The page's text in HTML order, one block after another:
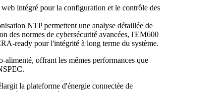
intégré pour la configuration et le contrôle des
NTP permettent une analyse détaillée de
des normes de cybersécurité avancées, l'EM600
ready pour l'intégrité à long terme du système.
offrant les mêmes performances que
la plateforme d'énergie connectée de